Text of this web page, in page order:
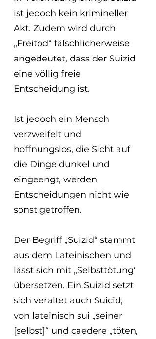
ist jedoch kein krimineller
Akt. Zudem wird durch
„Freitod“ fälschlicherweise
angedeutet, dass der Suizid
eine völlig freie
Entscheidung ist.
Ist jedoch ein Mensch
verzweifelt und
hoffnungslos, die Sicht auf
die Dinge dunkel und
eingeengt, werden
Entscheidungen nicht wie
sonst getroffen.
Der Begriff „Suizid“ stammt
aus dem Lateinischen und
lässt sich mit „Selbsttötung“
übersetzen. Ein Suizid setzt
sich veraltet auch Suicid;
von lateinisch sui „seiner
[selbst]“ und caedere „töten,